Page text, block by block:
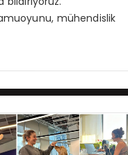
mühendislik